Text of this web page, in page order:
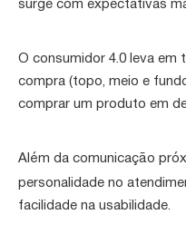
surge com expectativas
O consumidor 4.0 leva em
compra (topo, meio e
comprar um produto em
Além da comunicação
personalidade no
facilidade na usabilidade.